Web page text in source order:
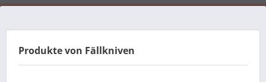
Produkte von Fällkniven